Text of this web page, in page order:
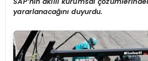
yararlanacağınıduyurdu.